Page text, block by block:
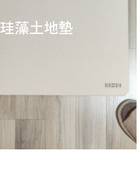
珪藻土地墊